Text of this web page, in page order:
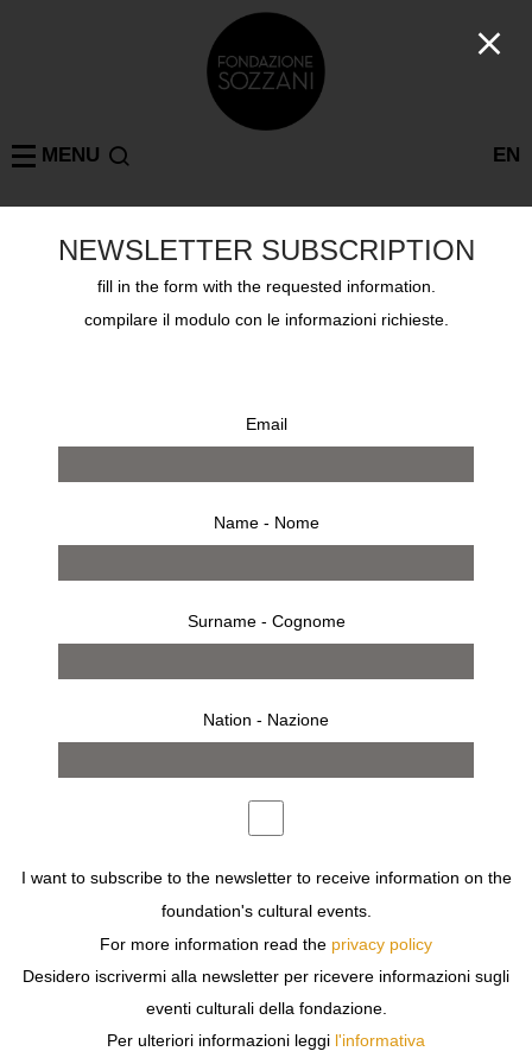
EN
MENU
MARY ELLEN MARK
MILANO
AMERICAN ODYSSEY AND TWINS
NEWSLETTER SUBSCRIPTION
fill in the form with the requested information.
compilare il modulo con le informazioni richieste.
Email
Name - Nome
Surname - Cognome
Nation - Nazione
I want to subscribe to the newsletter to receive information on the
foundation's cultural events.
For more information read the privacy policy
Desidero iscrivermi alla newsletter per ricevere informazioni sugli
eventi culturali della fondazione.
Per ulteriori informazioni leggi l'informativa